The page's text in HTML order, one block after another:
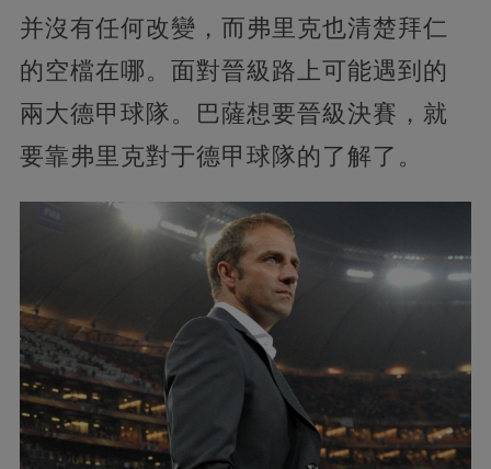
并沒有任何改變，而弗里克也清楚拜仁
的空檔在哪。面對晉級路上可能遇到的
兩大德甲球隊。巴薩想要晉級決賽，就
要靠弗里克對于德甲球隊的了解了。